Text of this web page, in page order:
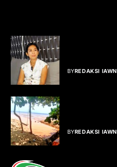
BYREDAKSI
BYREDAKSI